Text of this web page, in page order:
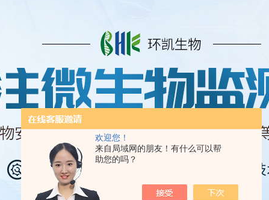
欢迎您！
来自局域网的朋友！有什么可以帮
助您的吗？